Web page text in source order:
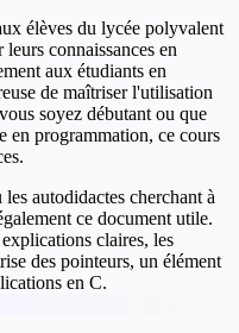
élèves du lycée polyvalent
connaissances en
aux étudiants en
de maîtriser l'utilisation
soyez débutant ou que
en programmation, ce cours
autodidactes cherchant à
ce document utile.
claires, les
des pointeurs, un élément
en C.